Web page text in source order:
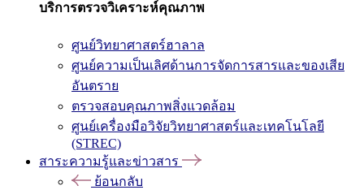
บริการตรวจวิเคราะห์คุณภาพ
ศูนย์วิทยาศาสตร์ฮาลาล
ศูนย์ความเป็นเลิศด้านการจัดการสารและของเสีย
อันตราย
ตรวจสอบคุณภาพสิ่งแวดล้อม
ศูนย์เครื่องมือวิจัยวิทยาศาสตร์และเทคโนโลยี
(STREC)
สาระความรู้และข่าวสาร
ย้อนกลับ